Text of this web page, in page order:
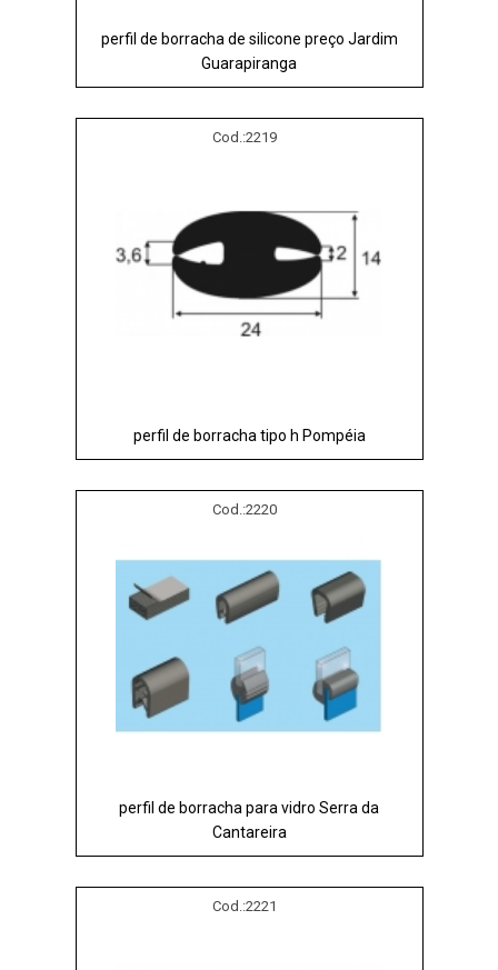
perfil de borracha de silicone preço Jardim
Guarapiranga
Cod.:2219
perfil de borracha tipo h Pompéia
Cod.:2220
perfil de borracha para vidro Serra da
Cantareira
Cod.:2221